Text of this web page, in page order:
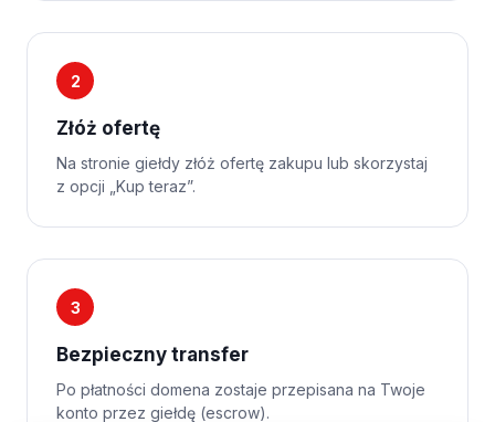
2
Złóż ofertę
Na stronie giełdy złóż ofertę zakupu lub skorzystaj
z opcji „Kup teraz”.
3
Bezpieczny transfer
Po płatności domena zostaje przepisana na Twoje
konto przez giełdę (escrow).